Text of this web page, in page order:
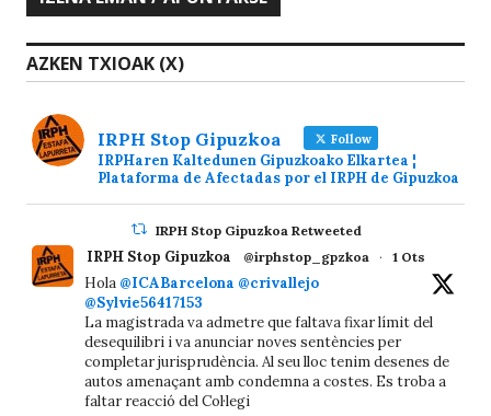
AZKEN TXIOAK (X)
IRPH Stop Gipuzkoa Follow
IRPHaren Kaltedunen Gipuzkoako Elkartea ¦
Plataforma de Afectadas por el IRPH de Gipuzkoa
IRPH Stop Gipuzkoa Retweeted
IRPH Stop Gipuzkoa @irphstop_gpzkoa · 1 Ots
Hola @ICABarcelona @crivallejo
@Sylvie56417153
La magistrada va admetre que faltava fixar límit del
desequilibri i va anunciar noves sentències per
completar jurisprudència. Al seu lloc tenim desenes de
autos amenaçant amb condemna a costes. Es troba a
faltar reacció del Col·legi